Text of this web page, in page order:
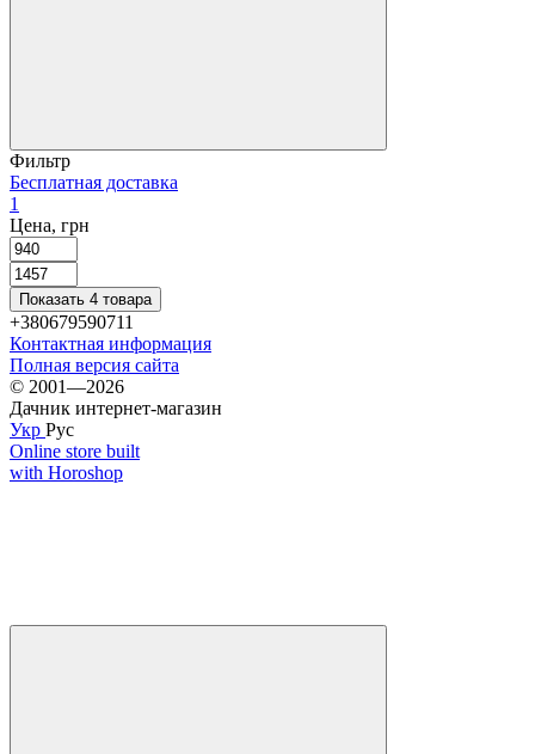
Фильтр
Бесплатная доставка
1
Цена, грн
Показать 4 товара
+380679590711
Контактная информация
Полная версия сайта
© 2001—2026
Дачник интернет-магазин
Укр Рус
Online store built
with Horoshop